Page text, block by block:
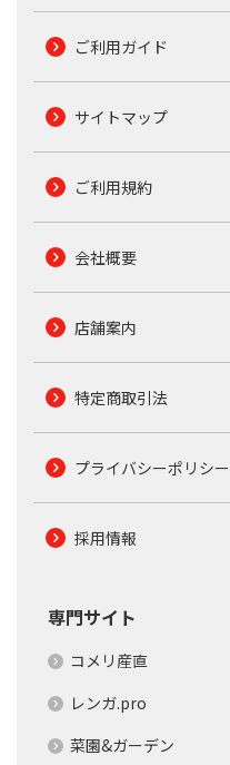
ご利用ガイド
サイトマップ
ご利用規約
会社概要
店舗案内
特定商取引法
プライバシーポリシー
採用情報
専門サイト
コメリ産直
レンガ.pro
菜園&ガーデン